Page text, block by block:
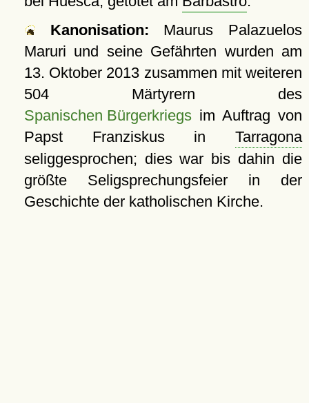
Kanonisation: Maurus Palazuelos
Maruri und seine Gefährten wurden am
13. Oktober 2013 zusammen mit weiteren
504 Märtyrern des
Spanischen Bürgerkriegsim Auftrag von
Papst Franziskus in Tarragona
seliggesprochen; dies war bis dahin die
größte Seligsprechungsfeier in der
Geschichte der katholischen Kirche.